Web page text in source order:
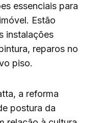
essenciais para
Estão
instalações
reparos no
piso.
a reforma
postura da